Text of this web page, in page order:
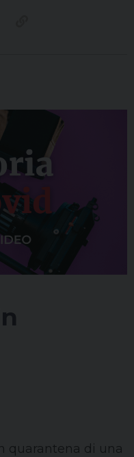
quarantena di una